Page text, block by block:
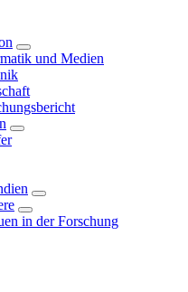
und Medien
in der Forschung